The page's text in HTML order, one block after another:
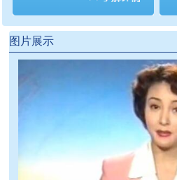
图片展示